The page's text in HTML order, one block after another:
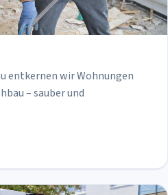
entkernen wir Wohnungen
– sauber und